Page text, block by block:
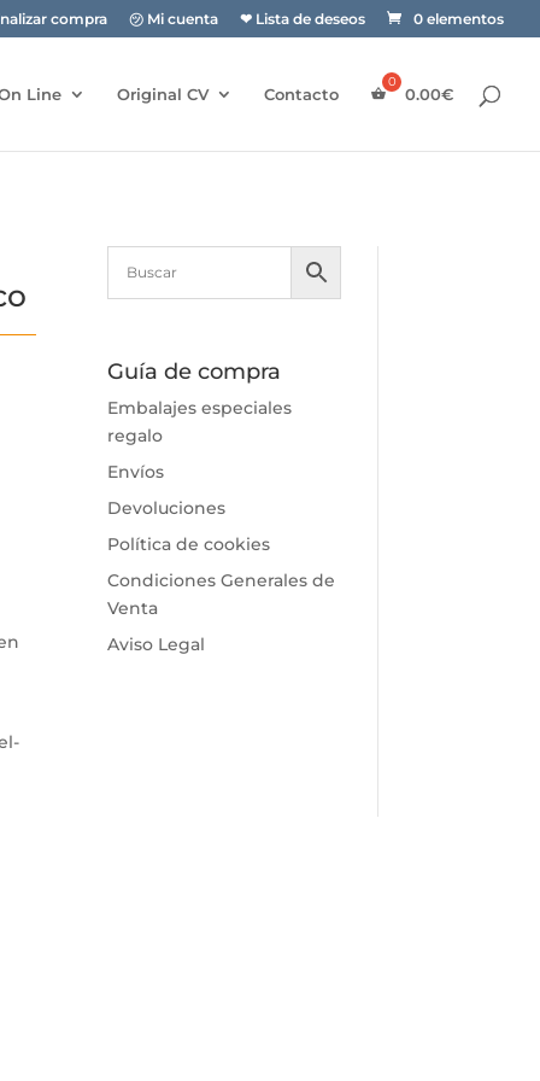
compra ㋡ Mi cuenta ❤ Lista de deseos 0 elementos
Line Original CV Contacto 0.00€
Guía de compra
Embalajes especiales
regalo
Envíos
Devoluciones
Política de cookies
Condiciones Generales de
Venta
Aviso Legal